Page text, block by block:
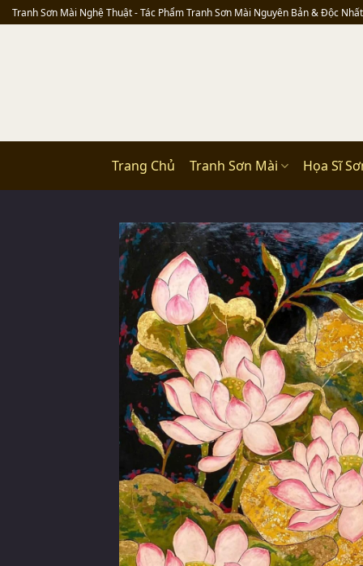
Skip
to
Tranh Sơn Mài Nghệ Thuật - Tác Phẩm Tranh Sơn Mài Nguyên Bản & Độc Nhất
Trang Chủ Tranh Sơn Mài Họa Sĩ